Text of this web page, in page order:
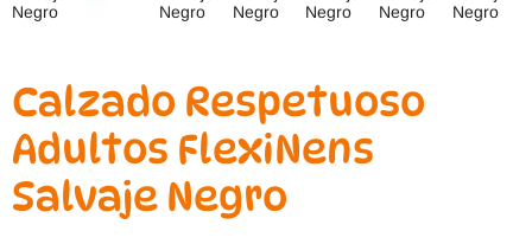
Calzado Respetuoso
Adultos FlexiNens
Salvaje Negro